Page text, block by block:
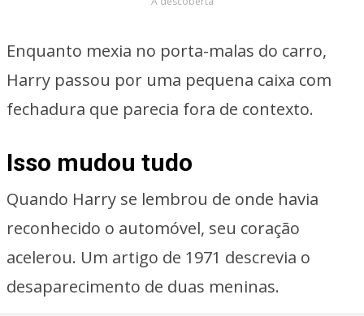
Enquanto mexia no porta-malas do carro,
Harry passou por uma pequena caixa com
fechadura que parecia fora de contexto.
Isso mudou tudo
Quando Harry se lembrou de onde havia
reconhecido o automóvel, seu coração
acelerou. Um artigo de 1971 descrevia o
desaparecimento de duas meninas.